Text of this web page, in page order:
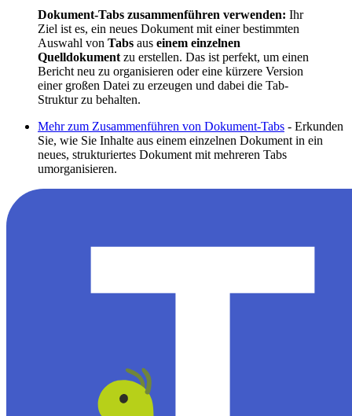
Dokument-Tabs zusammenführen verwenden: Ihr
Ziel ist es, ein neues Dokument mit einer bestimmten
Auswahl von Tabs aus einem einzelnen
Quelldokument zu erstellen. Das ist perfekt, um einen
Bericht neu zu organisieren oder eine kürzere Version
einer großen Datei zu erzeugen und dabei die Tab-
Struktur zu behalten.
Mehr zum Zusammenführen von Dokument-Tabs - Erkunden
Sie, wie Sie Inhalte aus einem einzelnen Dokument in ein
neues, strukturiertes Dokument mit mehreren Tabs
umorganisieren.